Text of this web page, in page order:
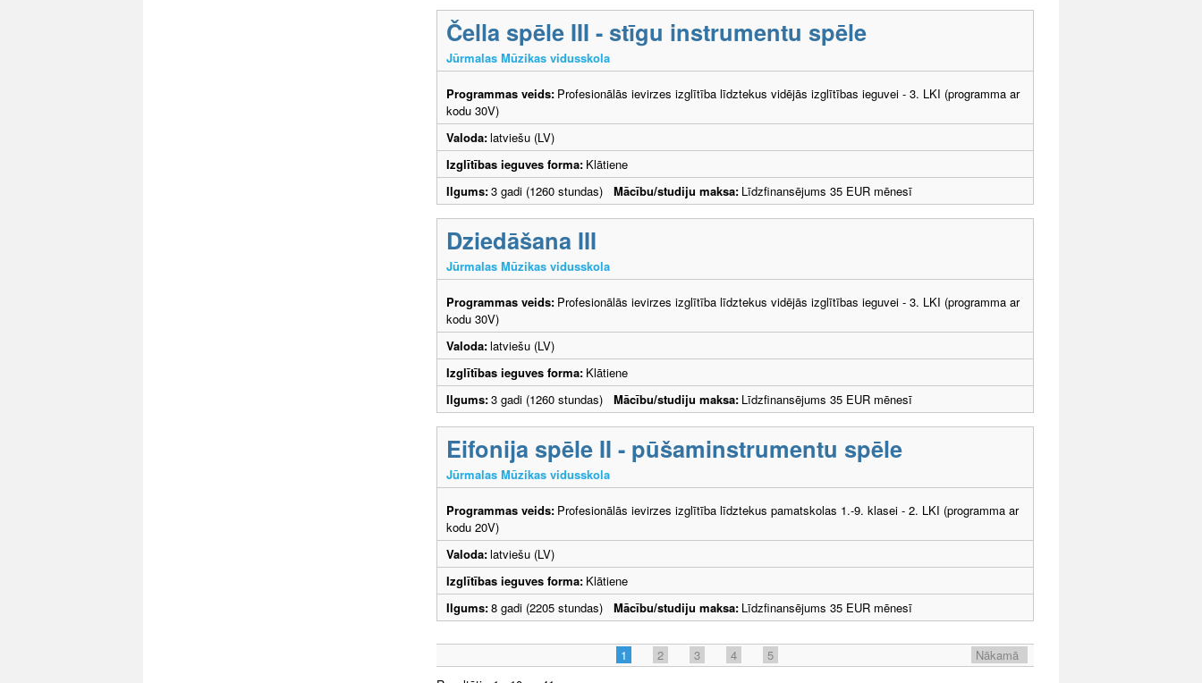
Čella spēle III - stīgu instrumentu spēle
Jūrmalas Mūzikas vidusskola
Programmas veids: Profesionālās ievirzes izglītība līdztekus vidējās izglītības ieguvei - 3. LKI (programma ar
kodu 30V)
Valoda:latviešu (LV)
Izglītības ieguves forma: Klātiene
Ilgums:3 gadi (1260 stundas) Mācību/studiju maksa: Līdzfinansējums 35 EUR mēnesī
Dziedāšana III
Jūrmalas Mūzikas vidusskola
Programmas veids: Profesionālās ievirzes izglītība līdztekus vidējās izglītības ieguvei - 3. LKI (programma ar
kodu 30V)
Valoda:latviešu (LV)
Izglītības ieguves forma: Klātiene
Ilgums:3 gadi (1260 stundas) Mācību/studiju maksa: Līdzfinansējums 35 EUR mēnesī
Eifonija spēle II - pūšaminstrumentu spēle
Jūrmalas Mūzikas vidusskola
Programmas veids: Profesionālās ievirzes izglītība līdztekus pamatskolas 1.-9. klasei - 2. LKI (programma ar
kodu 20V)
Valoda:latviešu (LV)
Izglītības ieguves forma: Klātiene
Ilgums:8 gadi (2205 stundas) Mācību/studiju maksa: Līdzfinansējums 35 EUR mēnesī
1 2 3 4 5
Nākamā